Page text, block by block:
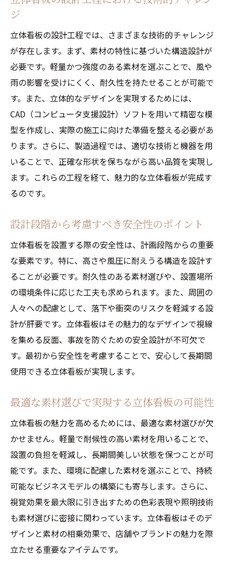
ジ
立体看板の設計工程では、さまざまな技術的チャレンジ
が存在します。まず、素材の特性に基づいた構造設計が
必要です。軽量かつ強度のある素材を選ぶことで、風や
雨の影響を受けにくく、耐久性を持たせることが可能で
す。また、立体的なデザインを実現するためには、
CAD（コンピュータ支援設計）ソフトを用いて精密な模
型を作成し、実際の施工に向けた準備を整える必要があ
ります。さらに、製造過程では、適切な技術と機器を用
いることで、正確な形状を保ちながら高い品質を実現し
ます。これらの工程を経て、魅力的な立体看板が完成す
るのです。
設計段階から考慮すべき安全性のポイント
立体看板を設置する際の安全性は、計画段階からの重要
な要素です。特に、高さや風圧に耐えうる構造を設計す
ることが必要です。耐久性のある素材選びや、設置場所
の環境条件に応じた工夫も求められます。また、周囲の
人々への配慮として、落下や衝突のリスクを軽減する設
計が肝要です。立体看板はその魅力的なデザインで視線
を集める反面、事故を防ぐための安全設計が不可欠で
す。最初から安全性を考慮することで、安心して長期間
使用できる立体看板が実現します。
最適な素材選びで実現する立体看板の可能性
立体看板の魅力を高めるためには、最適な素材選びが欠
かせません。軽量で耐候性の高い素材を用いることで、
設置の負担を軽減し、長期間美しい状態を保つことが可
能です。また、環境に配慮した素材を選ぶことで、持続
可能なビジネスモデルの構築にも寄与します。さらに、
視覚効果を最大限に引き出すための色彩表現や照明技術
も素材選びに密接に関わっています。立体看板はそのデ
ザインと素材の相乗効果で、店舗やブランドの魅力を際
立たせる重要なアイテムです。